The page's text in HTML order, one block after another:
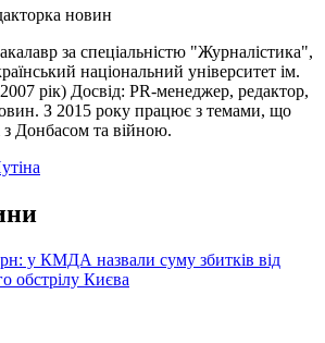
новин
за спеціальністю "Журналістика",
національний університет ім.
рік) Досвід: PR-менеджер, редактор,
З 2015 року працює з темами, що
з Донбасом та війною.
у КМДА назвали суму збитків від
обстрілу Києва